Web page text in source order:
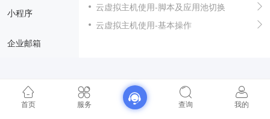
小程序
企业邮箱
云虚拟主机使用-脚本及应用池切换
云虚拟主机使用-基本操作
首页 服务 查询 我的